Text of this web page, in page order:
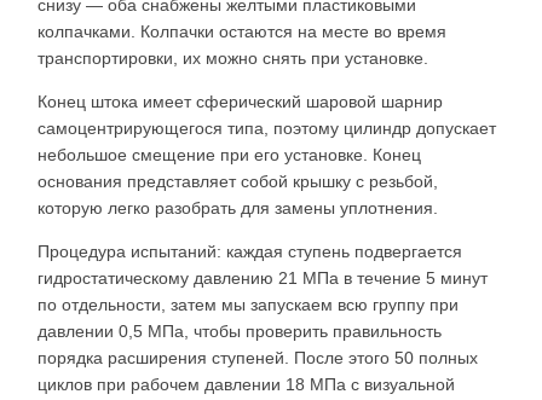
снизу — оба снабжены желтыми пластиковыми
колпачками. Колпачки остаются на месте во время
транспортировки, их можно снять при установке.
Конец штока имеет сферический шаровой шарнир
самоцентрирующегося типа, поэтому цилиндр допускает
небольшое смещение при его установке. Конец
основания представляет собой крышку с резьбой,
которую легко разобрать для замены уплотнения.
Процедура испытаний: каждая ступень подвергается
гидростатическому давлению 21 МПа в течение 5 минут
по отдельности, затем мы запускаем всю группу при
давлении 0,5 МПа, чтобы проверить правильность
порядка расширения ступеней. После этого 50 полных
циклов при рабочем давлении 18 МПа с визуальной